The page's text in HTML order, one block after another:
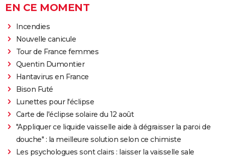
EN CE MOMENT
Incendies
Nouvelle canicule
Tour de France femmes
Quentin Dumontier
Hantavirus en France
Bison Futé
Lunettes pour l'éclipse
Carte de l'éclipse solaire du 12 août
"Appliquer ce liquide vaisselle aide à dégraisser la paroi de
douche" : la meilleure solution selon ce chimiste
Les psychologues sont clairs : laisser la vaisselle sale